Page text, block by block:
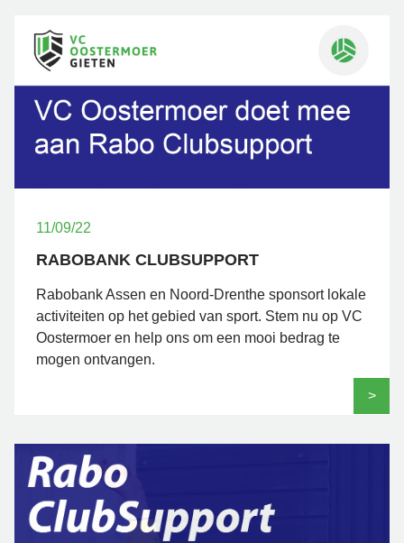
11/09/22
RABOBANK CLUBSUPPORT
Rabobank Assen en Noord-Drenthe sponsort lokale
activiteiten op het gebied van sport. Stem nu op VC
Oostermoer en help ons om een mooi bedrag te
mogen ontvangen.
>